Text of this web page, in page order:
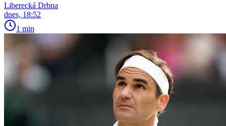
Liberecká Drbna
dnes, 18:52
1 min